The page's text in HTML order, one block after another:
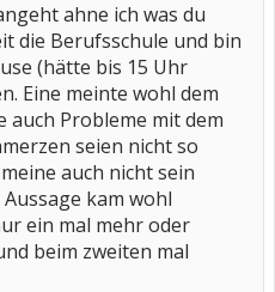
ahne ich was du
die Berufsschule und bin
(hätte bis 15 Uhr
Eine meinte wohl dem
auch Probleme mit dem
seien nicht so
auch nicht sein
kam wohl
ein mal mehr oder
beim zweiten mal